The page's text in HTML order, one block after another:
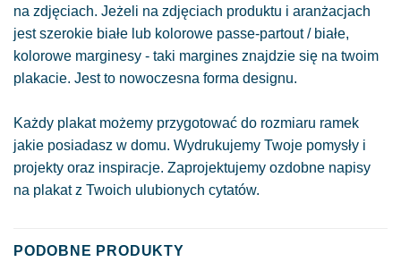
na zdjęciach. Jeżeli na zdjęciach produktu i aranżacjach
jest szerokie białe lub kolorowe passe-partout / białe,
kolorowe marginesy - taki margines znajdzie się na twoim
plakacie. Jest to nowoczesna forma designu.
Każdy plakat możemy przygotować do rozmiaru ramek
jakie posiadasz w domu. Wydrukujemy Twoje pomysły i
projekty oraz inspiracje. Zaprojektujemy ozdobne napisy
na plakat z Twoich ulubionych cytatów.
PODOBNE PRODUKTY